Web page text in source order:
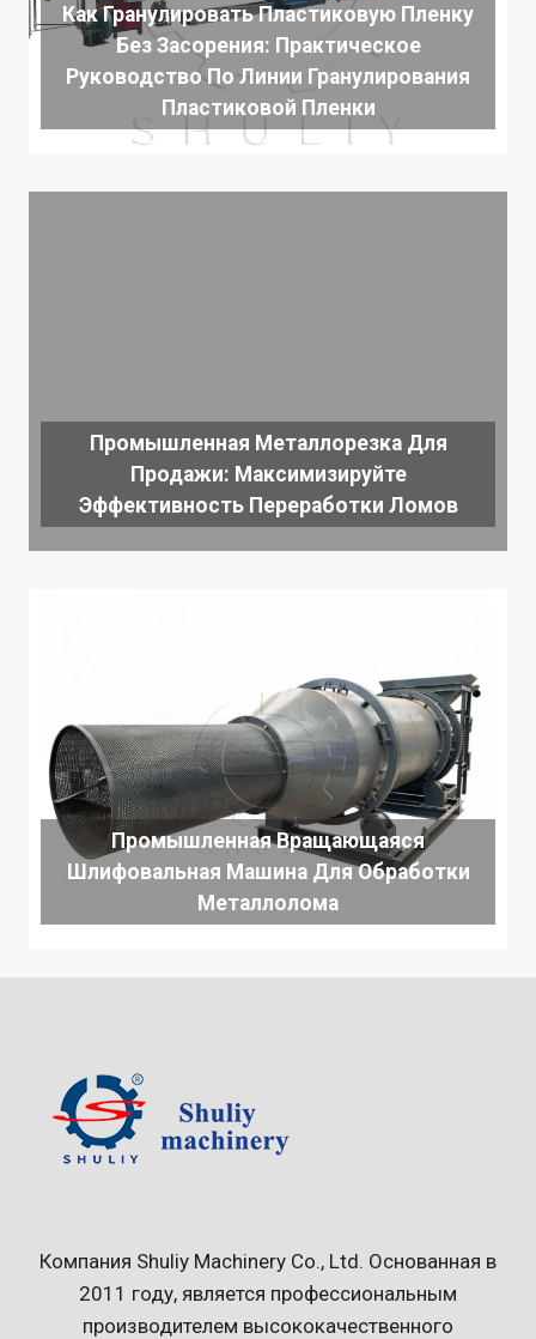
Как Гранулировать Пластиковую Пленку
Без Засорения: Практическое
Руководство По Линии Гранулирования
Пластиковой Пленки
Промышленная Металлорезка Для
Продажи: Максимизируйте
Эффективность Переработки Ломов
Промышленная Вращающаяся
Шлифовальная Машина Для Обработки
Металлолома
Компания Shuliy Machinery Co., Ltd. Основанная в
2011 году, является профессиональным
производителем высококачественного